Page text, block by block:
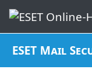
ESET Mail